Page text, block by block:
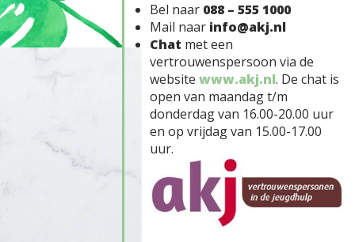
Bel naar 088 – 555 1000
Mail naar info@akj.nl
Chat met een
vertrouwenspersoon via de
website www.akj.nl. De chat is
open van maandag t/m
donderdag van 16.00-20.00 uur
en op vrijdag van 15.00-17.00
uur.